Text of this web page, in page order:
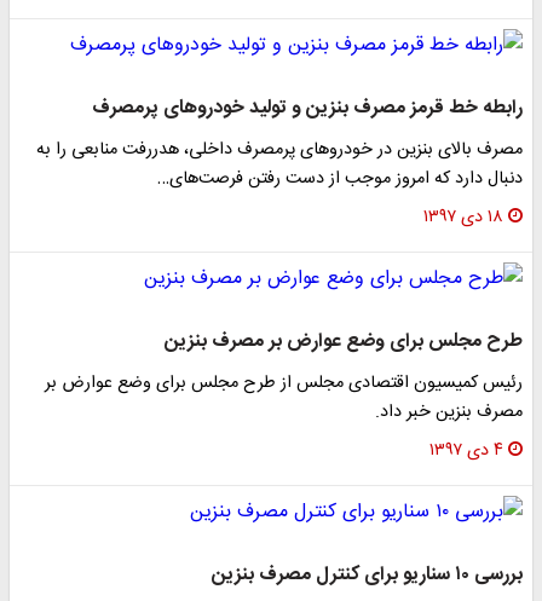
رابطه خط قرمز مصرف بنزین و تولید خودرو‌های پرمصرف
مصرف بالای بنزین در خودرو‌های پرمصرف داخلی، هدررفت منابعی را به
دنبال دارد که امروز موجب از دست رفتن فرصت‌های…
۱۸ دی ۱۳۹۷
طرح مجلس برای وضع عوارض بر مصرف بنزین
رئیس کمیسیون اقتصادی مجلس از طرح مجلس برای وضع عوارض بر
مصرف بنزین خبر داد.
۴ دی ۱۳۹۷
بررسی ۱۰ سناریو برای کنترل مصرف بنزین